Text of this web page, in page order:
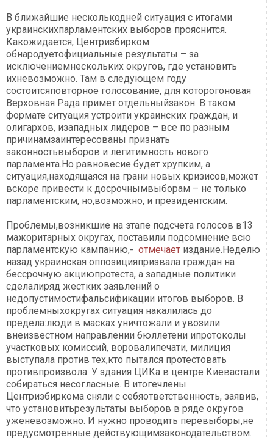
В ближайшие несколькодней ситуация с итогами
украинскихпарламентских выборов прояснится.
Какожидается, Центризбирком
обнародуетофициальные результаты – за
исключениемнескольких округов, где установить
ихневозможно. Там в следующем году
состоитсяповторное голосование, для которогоновая
Верховная Рада примет отдельныйзакон. В таком
формате ситуация устроити украинских граждан, и
олигархов, изападных лидеров – все по разным
причинамзаинтересованы признать
законностьвыборов и легитимность нового
парламента.Но равновесие будет хрупким, а
ситуация,находящаяся на грани новых кризисов,может
вскоре привести к досрочнымвыборам – не только
парламентским, но,возможно, и президентским.
Проблемы,возникшие на этапе подсчета голосов в13
мажоритарных округах, поставили подсомнение всю
парламентскую кампанию,- отмечает издание.Неделю
назад украинская оппозицияпризвала граждан на
бессрочную акциюпротеста, а западные политики
сделалиряд жестких заявлений о
недопустимостифальсификации итогов выборов. В
проблемныхокругах ситуация накалилась до
предела:люди в масках уничтожали и увозили
внеизвестном направлении бюллетени ипротоколы
участковых комиссий, воровалипечати, милиция
выступала против тех,кто пытался протестовать
противпроизвола. У здания ЦИКа в центре Киевастали
собираться несогласные. В итогечлены
Центризбиркома сняли с себяответственность, заявив,
что установитьрезультаты выборов в ряде округов
уженевозможно. И нужно проводить перевыборы,не
предусмотренные действующимзаконодательством.